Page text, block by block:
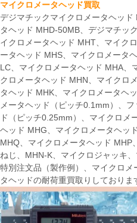
マイクロメータヘッド買取
デジマチックマイクロメータヘッ
タヘッド MHD-50MB、デジマチッ
イクロメータヘッド MHT、マイク
ータヘッド MHS、マイクロメータ
LC、マイクロメータヘッド MHA、
クロメータヘッド MHN、マイクロ
タヘッド MHK、マイクロメータヘ
メータヘッド（ピッチ0.1mm）、
ド（ピッチ0.25mm）、マイクロメ
ヘッド MHG、マイクロメータヘッ
MHQ、マイクロメータヘッド MHP
ねじ、MHN-K、マイクロジャッキ
特別注文品（製作例）、マイクロ
タヘッドの耐荷重買取りしておりま